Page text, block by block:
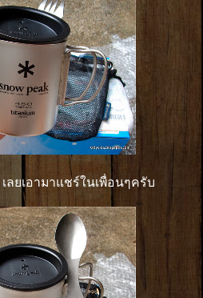
ยเอามาแชร์ในเพื่อนๆครับ